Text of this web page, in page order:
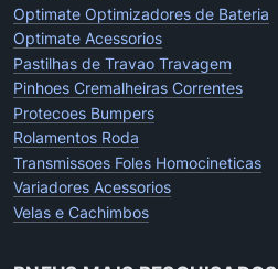
Optimate Optimizadores de Bateria
Optimate Acessorios
Pastilhas de Travao Travagem
Pinhoes Cremalheiras Correntes
Protecoes Bumpers
Rolamentos Roda
Transmissoes Foles Homocineticas
Variadores Acessorios
Velas e Cachimbos